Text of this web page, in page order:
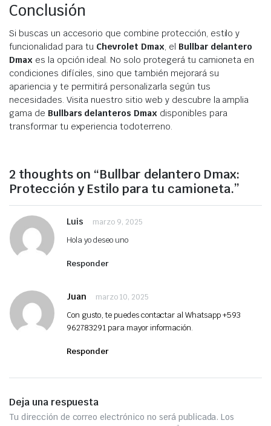
Conclusión
Si buscas un accesorio que combine protección, estilo y
funcionalidad para tu Chevrolet Dmax, el Bullbar delantero
Dmax es la opción ideal. No solo protegerá tu camioneta en
condiciones difíciles, sino que también mejorará su
apariencia y te permitirá personalizarla según tus
necesidades. Visita nuestro sitio web y descubre la amplia
gama de Bullbars delanteros Dmax disponibles para
transformar tu experiencia todoterreno.
2 thoughts on “Bullbar delantero Dmax:
Protección y Estilo para tu camioneta.”
Luis marzo 9, 2025
Hola yo deseo uno
Responder
Juan marzo 10, 2025
Con gusto, te puedes contactar al Whatsapp +593
962783291 para mayor información.
Responder
Deja una respuesta
Tu dirección de correo electrónico no será publicada. Los